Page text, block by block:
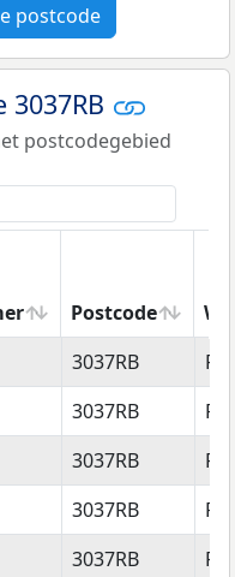
postcode
postcodegebied
Postcode
Postcode
3037RB
3037RB
3037RB
3037RB
3037RB